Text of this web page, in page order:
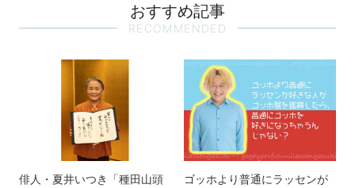
おすすめ記事
RECOMMENDED
俳人・夏井いつき「種田山頭
ゴッホより普通にラッセンが